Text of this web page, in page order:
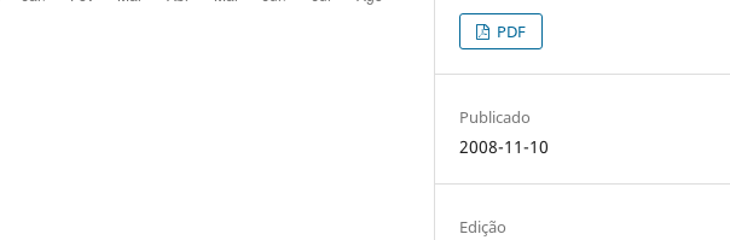
PDF
Publicado
2008-11-10
Edição